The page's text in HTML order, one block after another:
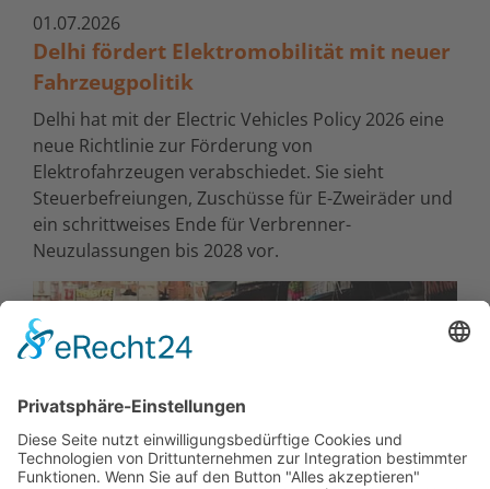
01.07.2026
Delhi fördert Elektromobilität mit neuer
Fahrzeugpolitik
Delhi hat mit der Electric Vehicles Policy 2026 eine
neue Richtlinie zur Förderung von
Elektrofahrzeugen verabschiedet. Sie sieht
Steuerbefreiungen, Zuschüsse für E-Zweiräder und
ein schrittweises Ende für Verbrenner-
Neuzulassungen bis 2028 vor.